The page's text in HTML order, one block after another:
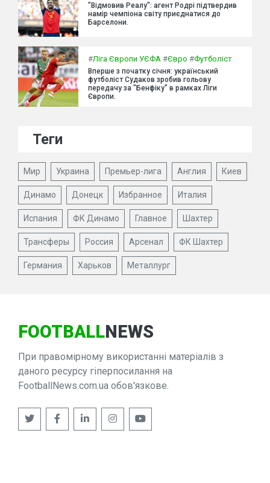
"Відмовив Реалу": агент Родрі підтвердив
намір чемпіона світу приєднатися до
Барселони.
#Ліга Європи УЄФА #Євро #Футболіст
Вперше з початку січня: український
футболіст Судаков зробив гольову
передачу за "Бенфіку" в рамках Ліги
Європи.
Теги
Мир Украина Премьер-лига Англия Киев
Динамо Донецк Избранное Италия
Испания ФК Динамо Главное Шахтер
Трансферы Россия Арсенал ФК Шахтер
Германия Харьков Металлург
FOOTBALLNEWS
При правомірному використанні матеріалів з
даного ресурсу гіперпосилання на
FootballNews.com.ua обов'язкове.